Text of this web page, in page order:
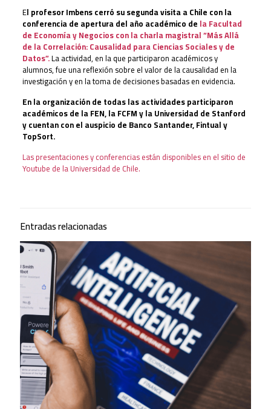
El profesor Imbens cerró su segunda visita a Chile con la
conferencia de apertura del año académico de la Facultad
de Economía y Negocios con la charla magistral “Más Allá
de la Correlación: Causalidad para Ciencias Sociales y de
Datos”.La actividad, en la que participaron académicos y
alumnos, fue una reflexión sobre el valor de la causalidad en la
investigación y en la toma de decisiones basadas en evidencia.
En la organización de todas las actividades participaron
académicos de la FEN, la FCFM y la Universidad de Stanford
y cuentan con el auspicio de Banco Santander, Fintual y
TopSort.
Las presentaciones y conferencias están disponibles en el sitio de
Youtube de la Universidad de Chile.
Entradas relacionadas